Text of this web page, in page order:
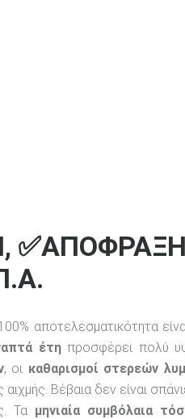
✅ΑΠΟΦΡΑΞΗ
αποτελεσματικότητα
έτηπροσφέρει πολύ
, οι καθαρισμοί στερεών
αιχμής. Βέβαια δεν είναι
Τα μηνιαία συμβόλαια